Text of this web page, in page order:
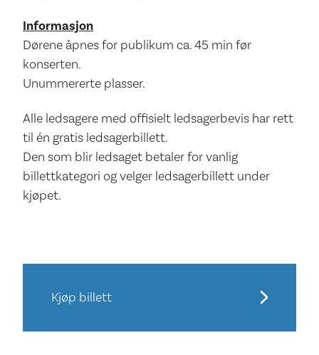
Informasjon
Dørene åpnes for publikum ca. 45 min før
konserten.
Unummererte plasser.
Alle ledsagere med offisielt ledsagerbevis har rett
til én gratis ledsagerbillett.
Den som blir ledsaget betaler for vanlig
billettkategori og velger ledsagerbillett under
kjøpet.
Kjøp billett